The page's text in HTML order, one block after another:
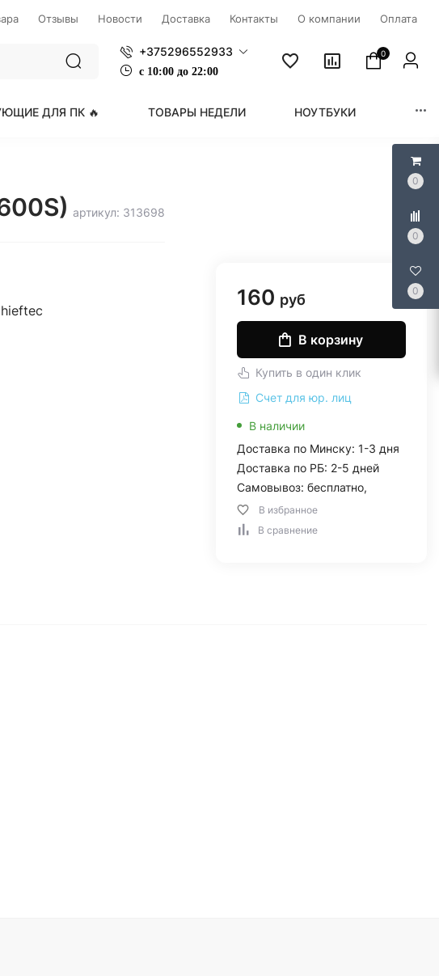
0
0
0
Отзывы Новости Доставка Контакты О компании Оплата
+375296552933
с 1 0:00 до 22:00
0
ДЛЯ ПК 🔥 ТОВАРЫ НЕДЕЛИ НОУТБУКИ
артикул: 313698
160 руб
В корзину
Купить в один клик
Счет для юр. лиц
В наличии
Доставка по Минску: 1-3 дня
Доставка по РБ: 2-5 дней
Самовывоз: бесплатно,
В избранное
В сравнение